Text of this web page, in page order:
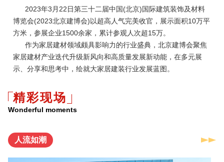
2023年3月22日第三十二届中国(北京)国际建筑装饰及材料
博览会(2023北京建博会)以超高人气完美收官，展示面积10万平
方米，参展企业1500余家，累计参观人次超15万。
作为家居建材领域颇具影响力的行业盛典，北京建博会聚焦
家居建材产业迭代升级新风向和高质量发展新动能，在多元展
示、分享和思考中，绘就大家居建装行业发展蓝图。
精彩现场
Wonderful moments
人流如潮